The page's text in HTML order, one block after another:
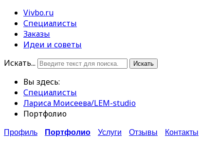
Vivbo.ru
Специалисты
Заказы
Идеи и советы
Искать...
Искать
Вы здесь:
Специалисты
Лариса Моисеева/LEM-studio
Портфолио
Профиль Портфолио Услуги Отзывы Контакты